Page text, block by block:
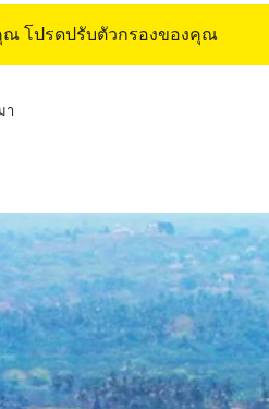
โปรดปรับตัวกรองของคุณ
า